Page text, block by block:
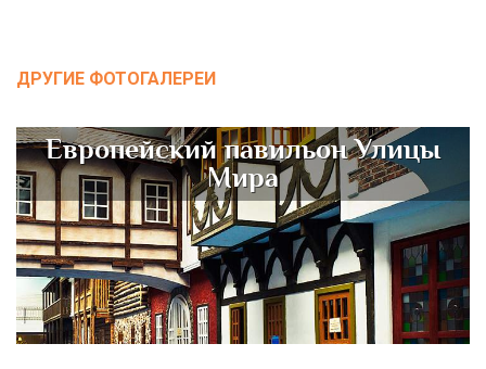
ДРУГИЕ ФОТОГАЛЕРЕИ
Европейский павильон Улицы
Мира